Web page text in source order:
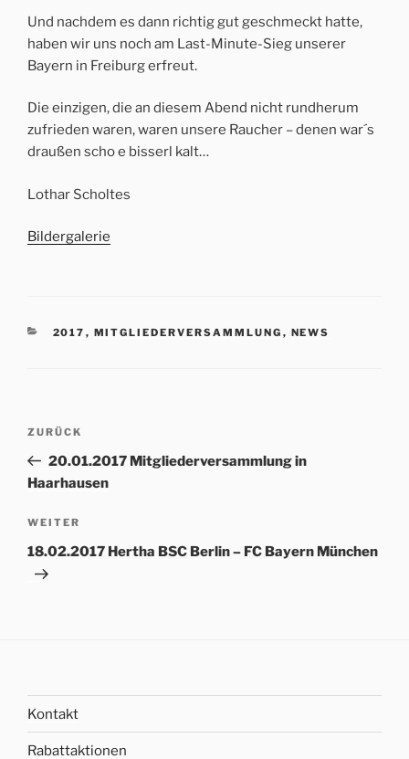
Und nachdem es dann richtig gut geschmeckt hatte,
haben wir uns noch am Last-Minute-Sieg unserer
Bayern in Freiburg erfreut.
Die einzigen, die an diesem Abend nicht rundherum
zufrieden waren, waren unsere Raucher – denen war´s
draußen scho e bisserl kalt…
Lothar Scholtes
Bildergalerie
KATEGORIEN
2017 , MITGLIEDERVERSAMMLUNG , NEWS
Beitrags-
Vorheriger
Beitrag
ZURÜCK
20.01.2017 Mitgliederversammlung in
Haarhausen
Nächster
Beitrag
WEITER
18.02.2017 Hertha BSC Berlin – FC Bayern München
Kontakt
Rabattaktionen